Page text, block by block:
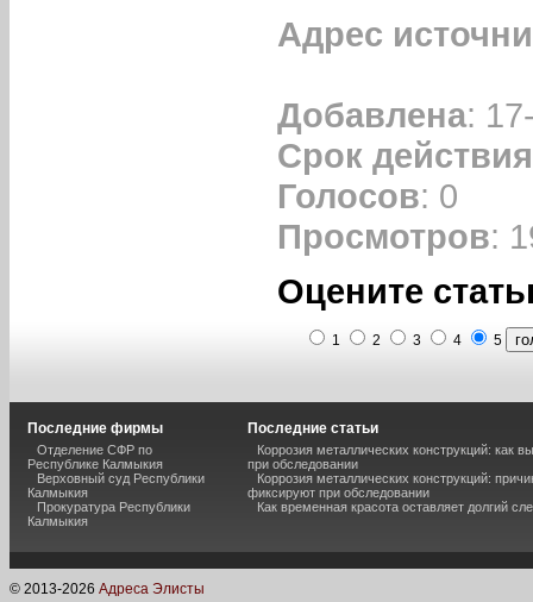
Адрес
Добавлена:
Срок действия
Голосов: 0
Просмотров:
Оцените
1 2 3 4 5
Последние фирмы
Отделение СФР по
Республике Калмыкия
Верховный суд Республики
Калмыкия
Прокуратура Республики
Калмыкия
Последние статьи
Коррозия металлических конструкций: как
при обследовании
Коррозия металлических конструкций:
фиксируют при обследовании
Как временная красота оставляет долгий
© 2013-2026 Адреса Элисты